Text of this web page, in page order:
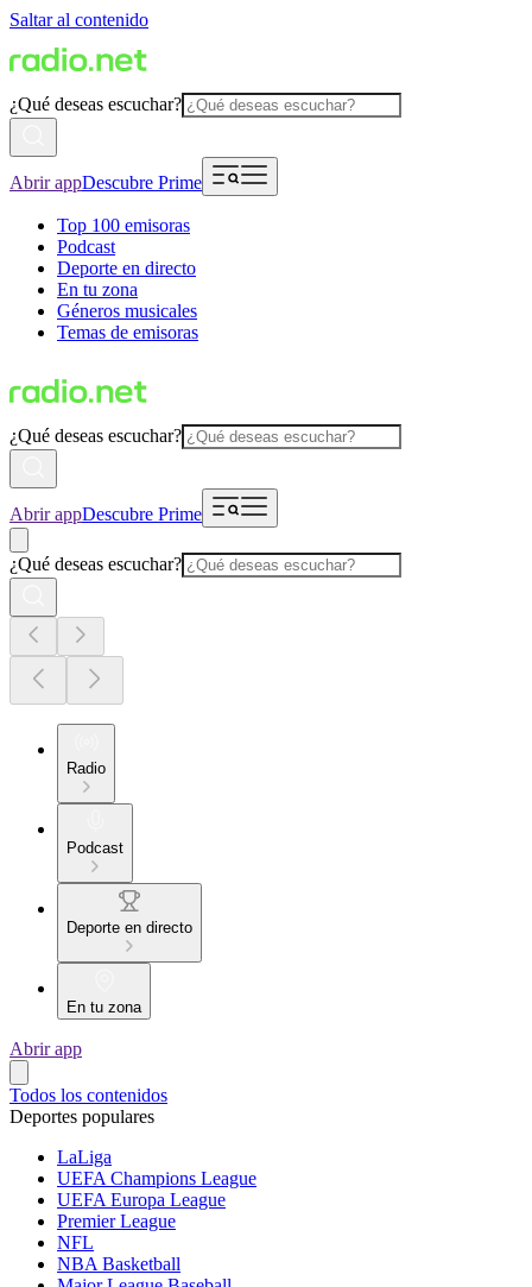
Saltar al contenido
¿Qué deseas escuchar?
Abrir appDescubre Prime
Top 100 emisoras
Podcast
Deporte en directo
En tu zona
Géneros musicales
Temas de emisoras
¿Qué deseas escuchar?
Abrir appDescubre Prime
¿Qué deseas escuchar?
Radio
Podcast
Deporte en directo
En tu zona
Abrir app
Todos los contenidos
Deportes populares
LaLiga
UEFA Champions League
UEFA Europa League
Premier League
NFL
NBA Basketball